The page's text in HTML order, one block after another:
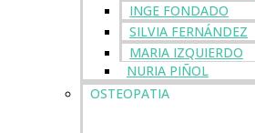
INGE FONDADO
SILVIA FERNÁNDEZ
MARIA IZQUIERDO
NURIA PIÑOL
OSTEOPATIA